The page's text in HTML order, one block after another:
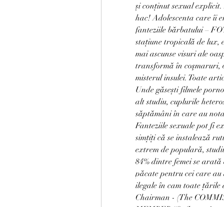
și conținut sexual
hac! Adolescenta care îi
fanteziile bărbatului –
staţiune tropicală de lux,
mai ascunse visuri ale
transformă în coşmaruri,
misterul insulei. Toate
Unde găsești filmele
alt studiu, cuplurile
săptămâni în care au
Fanteziile sexuale pot fi
simțiți că se instalează
extrem de populară,
84% dintre femei se
păcate pentru cei care
ilegale în cam toate țările
Chairman - (The